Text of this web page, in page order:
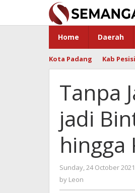
content
Home Daerah
Kota Padang Kab
Tanpa
jadi
hingga
Sunday, 24 October
by Leon